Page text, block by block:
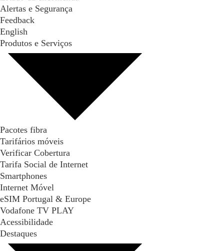
Alertas e Segurança
Feedback
English
Produtos e Serviços
Pacotes fibra
Tarifários móveis
Verificar Cobertura
Tarifa Social de Internet
Smartphones
Internet Móvel
eSIM Portugal & Europe
Vodafone TV PLAY
Acessibilidade
Destaques